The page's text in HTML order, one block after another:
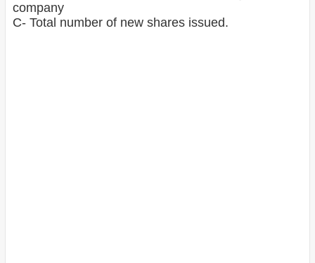
company
C- Total number of new shares issued.